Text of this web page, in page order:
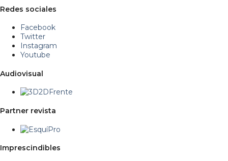
Redes sociales
Facebook
Twitter
Instagram
Youtube
Audiovisual
Partner revista
Imprescindibles